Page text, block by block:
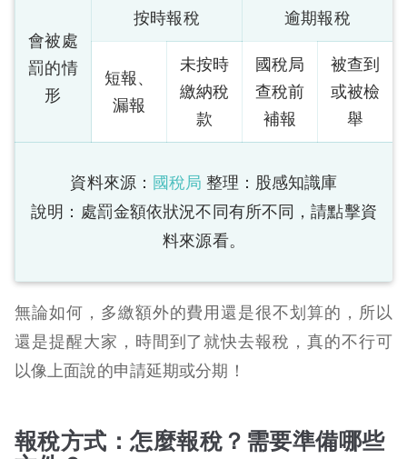
會被處
罰的情
形
按時報稅 逾期報稅
短報、
漏報
未按時
繳納稅
款
國稅局
查稅前
補報
被查到
或被檢
舉
資料來源： 國稅局 整理：股感知識庫
說明：處罰金額依狀況不同有所不同，請點擊資
料來源看。
無論如何，多繳額外的費用還是很不划算的，所以
還是提醒大家，時間到了就快去報稅，真的不行可
以像上面說的申請延期或分期！
報稅方式：怎麼報稅？需要準備哪些